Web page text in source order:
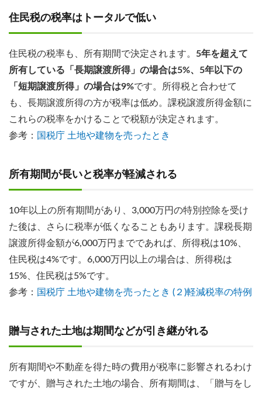
住民税の税率はトータルで低い
住民税の税率も、所有期間で決定されます。 5年を超えて
所有している「長期譲渡所得」の場合は5%、5年以下の
「短期譲渡所得」の場合は9%です。所得税と合わせて
も、長期譲渡所得の方が税率は低め。課税譲渡所得金額に
これらの税率をかけることで税額が決定されます。
参考：
国税庁 土地や建物を売ったとき
所有期間が長いと税率が軽減される
10年以上の所有期間があり、3,000万円の特別控除を受け
た後は、さらに税率が低くなることもあります。課税長期
譲渡所得金額が6,000万円までであれば、所得税は10%、
住民税は4%です。6,000万円以上の場合は、所得税は
15%、住民税は5%です。
参考：
国税庁 土地や建物を売ったとき (２)軽減税率の特例
贈与された土地は期間などが引き継がれる
所有期間や不動産を得た時の費用が税率に影響されるわけ
ですが、贈与された土地の場合、所有期間は、「贈与をし